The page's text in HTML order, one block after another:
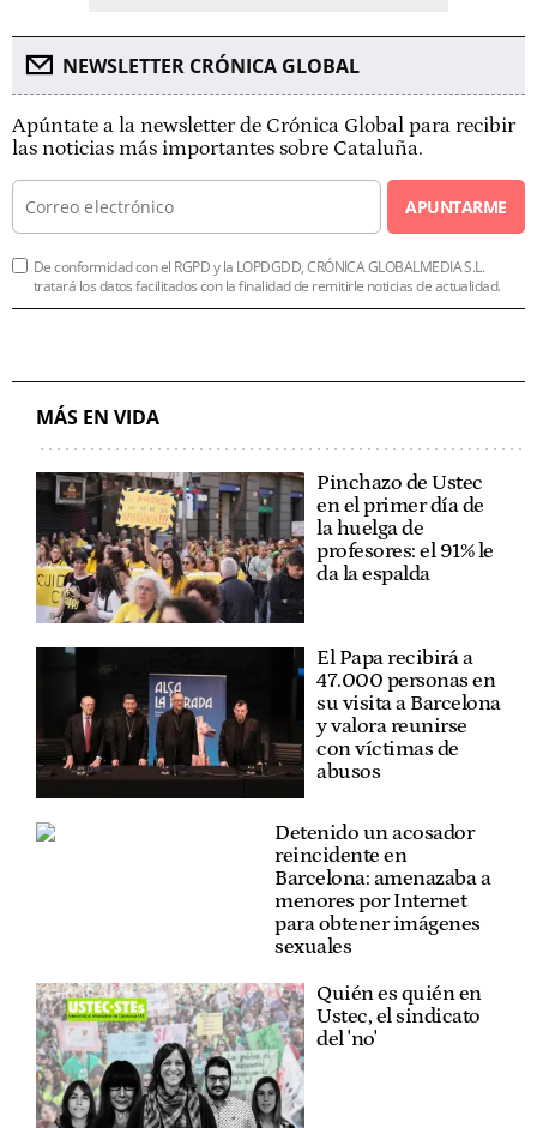
NEWSLETTER CRÓNICA GLOBAL
Apúntate a la newsletter de Crónica Global para recibir
las noticias más importantes sobre Cataluña.
APUNTARME
De conformidad con el RGPD y la LOPDGDD, CRÓNICA GLOBALMEDIA S.L.
tratará los datos facilitados con la finalidad de remitirle noticias de actualidad.
MÁS EN VIDA
Pinchazo de Ustec
en el primer día de
la huelga de
profesores: el 91% le
da la espalda
El Papa recibirá a
47.000 personas en
su visita a Barcelona
y valora reunirse
con víctimas de
abusos
Detenido un acosador
reincidente en
Barcelona: amenazaba a
menores por Internet
para obtener imágenes
sexuales
Quién es quién en
Ustec, el sindicato
del 'no'